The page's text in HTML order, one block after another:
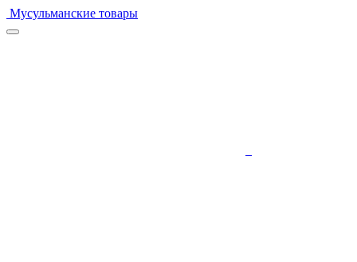
Мусульманские товары